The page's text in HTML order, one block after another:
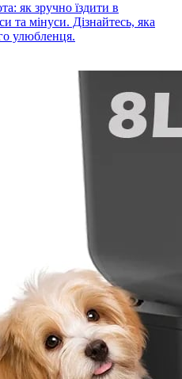
як зручно їздити в
та мінуси. Дізнайтесь, яка
улюбленця.